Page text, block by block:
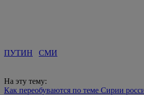
ПУТИН СМИ
На эту тему:
Как переобуваются по теме Сирии